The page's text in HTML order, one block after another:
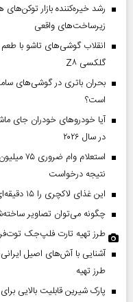
زیرساخت‌های واقعی
انقلاب گوشی‌های تاشو‌ با
گلکسی Z۸
است؟
آیا خودروهای خودران جای
در سال ۲۰۲۶
نتیجه درخواست
این غذای لاکچری را ۱۵ دقیقه‌ای آماده کنید
چگونه می‌توان تصاویر
طرز تهیه تارت فلپ‌جک
آشنایی با آش‌های اصیل
طرز تهیه
پارک شیرین قابلیت‌ بالایی